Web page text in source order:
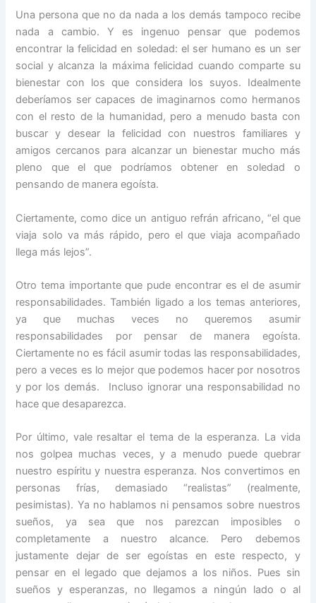
Una persona que no da nada a los demás tampoco recibe
nada a cambio. Y es ingenuo pensar que podemos
encontrar la felicidad en soledad: el ser humano es un ser
social y alcanza la máxima felicidad cuando comparte su
bienestar con los que considera los suyos. Idealmente
deberíamos ser capaces de imaginarnos como hermanos
con el resto de la humanidad, pero a menudo basta con
buscar y desear la felicidad con nuestros familiares y
amigos cercanos para alcanzar un bienestar mucho más
pleno que el que podríamos obtener en soledad o
pensando de manera egoísta.
Ciertamente, como dice un antiguo refrán africano, “el que
viaja solo va más rápido, pero el que viaja acompañado
llega más lejos”.
Otro tema importante que pude encontrar es el de asumir
responsabilidades. También ligado a los temas anteriores,
ya que muchas veces no queremos asumir
responsabilidades por pensar de manera egoísta.
Ciertamente no es fácil asumir todas las responsabilidades,
pero a veces es lo mejor que podemos hacer por nosotros
y por los demás. Incluso ignorar una responsabilidad no
hace que desaparezca.
Por último, vale resaltar el tema de la esperanza. La vida
nos golpea muchas veces, y a menudo puede quebrar
nuestro espíritu y nuestra esperanza. Nos convertimos en
personas frías, demasiado “realistas” (realmente,
pesimistas). Ya no hablamos ni pensamos sobre nuestros
sueños, ya sea que nos parezcan imposibles o
completamente a nuestro alcance. Pero debemos
justamente dejar de ser egoístas en este respecto, y
pensar en el legado que dejamos a los niños. Pues sin
sueños y esperanzas, no llegamos a ningún lado o al